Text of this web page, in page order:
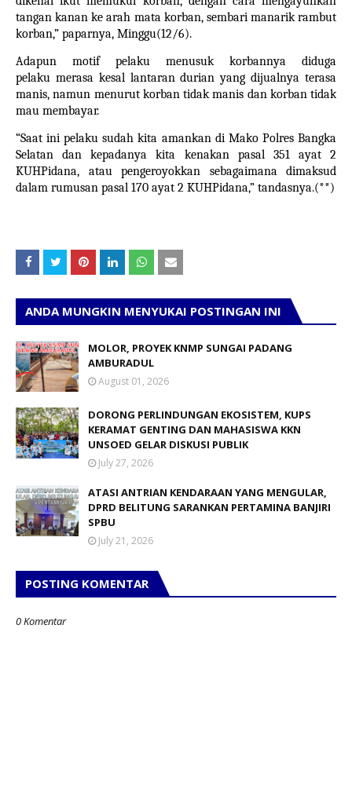
tangan kanan ke arah mata korban, sembari manarik rambut
korban,” paparnya, Minggu(12/6).
Adapun motif pelaku menusuk korbannya diduga
pelaku merasa kesal lantaran durian yang dijualnya terasa
manis, namun menurut korban tidak manis dan korban tidak
mau membayar.
“Saat ini pelaku sudah kita amankan di Mako Polres Bangka
Selatan dan kepadanya kita kenakan pasal 351 ayat 2
KUHPidana, atau pengeroyokkan sebagaimana dimaksud
dalam rumusan pasal 170 ayat 2 KUHPidana,” tandasnya.(**)
ANDA MUNGKIN MENYUKAI POSTINGAN INI
MOLOR, PROYEK KNMP SUNGAI PADANG
AMBURADUL
August 01, 2026
DORONG PERLINDUNGAN EKOSISTEM, KUPS
KERAMAT GENTING DAN MAHASISWA KKN
UNSOED GELAR DISKUSI PUBLIK
July 27, 2026
ATASI ANTRIAN KENDARAAN YANG MENGULAR,
DPRD BELITUNG SARANKAN PERTAMINA BANJIRI
SPBU
July 21, 2026
POSTING KOMENTAR
0 Komentar